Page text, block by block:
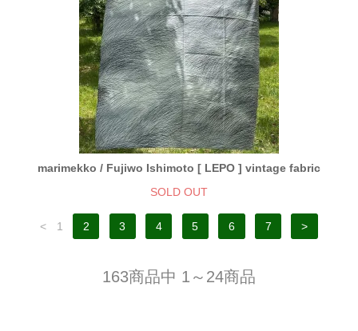
marimekko / Fujiwo Ishimoto [ LEPO ] vintage fabric
SOLD OUT
< 1 2 3 4 5 6 7 >
163商品中 1～24商品